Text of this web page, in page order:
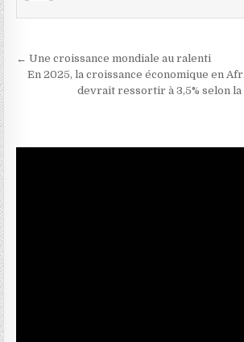
Navigation de l’article
← Une croissance mondiale au ralenti
En 2025, la croissance économique en
devrait ressortir à 3,5% selon